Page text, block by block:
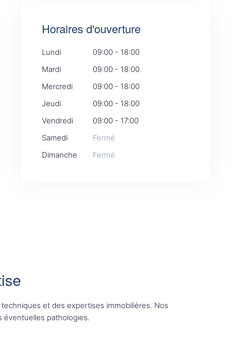
Horaires d'ouverture
Lundi
09:00 - 18:00
Mardi
09:00 - 18:00
Mercredi
09:00 - 18:00
Jeudi
09:00 - 18:00
Vendredi
09:00 - 17:00
Samedi
Fermé
Dimanche
Fermé
et des expertises immobilières. Nos
éventuelles pathologies.